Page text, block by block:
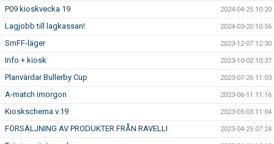
P09 kioskvecka 19 2024-04-25 10:20
Lagjobb till lagkassan! 2024-03-20 10:56
SmFF-läger 2023-12-07 12:30
Info + kiosk 2023-10-02 10:37
Planvärdar Bullerby Cup 2023-07-26 11:03
A-match imorgon 2023-06-11 11:16
Kioskschema v.19 2023-05-03 11:04
FÖRSÄLJNING AV PRODUKTER FRÅN RAVELLI 2023-04-25 07:24